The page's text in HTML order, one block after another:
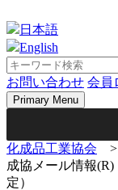
to
content
日本語
English
お問い合わせ 会員
Primary Menu
化成品工業協会
成協メール情報
定）